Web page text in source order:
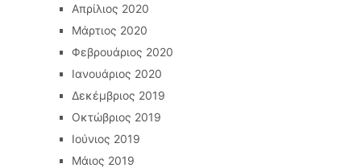
Απρίλιος 2020
Μάρτιος 2020
Φεβρουάριος 2020
Ιανουάριος 2020
Δεκέμβριος 2019
Οκτώβριος 2019
Ιούνιος 2019
Μάιος 2019